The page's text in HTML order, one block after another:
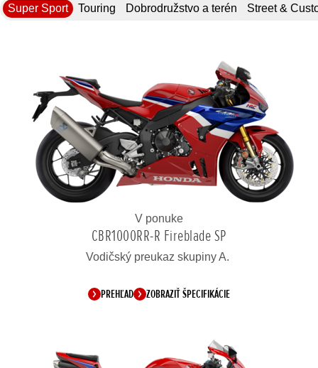
Super Sport Touring Dobrodružstvo a terén Street &
V ponuke
CBR1000RR-R Fireblade SP
Vodičský preukaz skupiny A.
PREHĽAD ZOBRAZIŤ ŠPECIFIKÁCIE